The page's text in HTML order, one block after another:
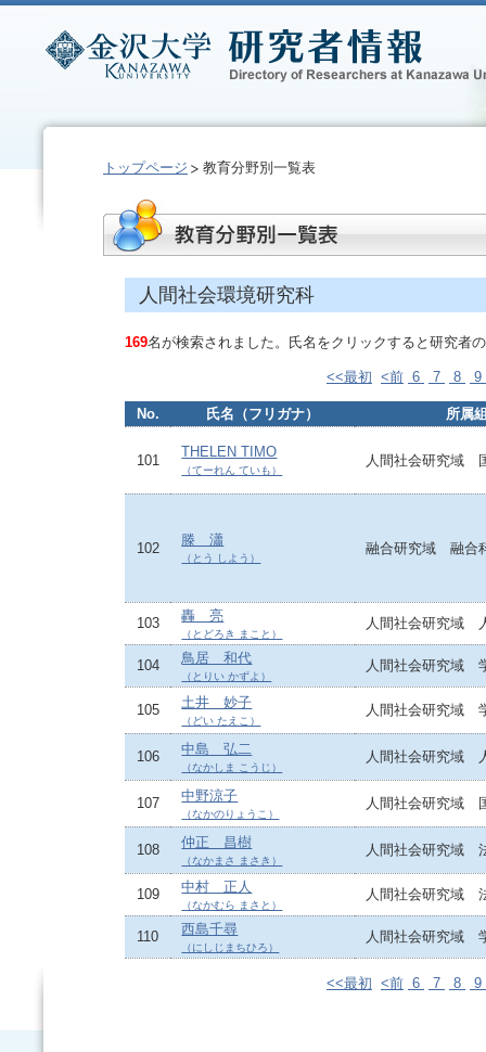
トップページ 教育分野別一覧表
人間社会環境研究科
169名が検索されました。氏名をクリックすると研究者
<<最初 <前 6 7 8 9
No. 氏名（フリガナ） 所属
101
THELEN TIMO
（てーれん ていも）
人間社会研究域
102
滕 瀟
（とう しよう）
融合研究域 融合
103 轟 亮
（とどろき まこと）
人間社会研究域
104 鳥居 和代
（とりい かずよ）
人間社会研究域
105 土井 妙子
（どい たえこ）
人間社会研究域
106 中島 弘二
（なかしま こうじ）
人間社会研究域
107 中野涼子
（なかのりょうこ）
人間社会研究域
108 仲正 昌樹
（なかまさ まさき）
人間社会研究域
109 中村 正人
（なかむら まさと）
人間社会研究域
110 西島千尋
（にしじまちひろ）
人間社会研究域
<<最初 <前 6 7 8 9